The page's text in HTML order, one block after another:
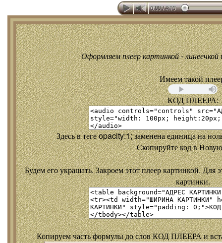
Оформляем плеер картинкой - линеечкой
Имеем такой
КОД ПЛЕЕРА:
Здесь в теге opacity:1; заменена единица на
Скопируйте код в
Будем его украшать. Закроем этот плеер картинкой. Для
картинки.
Копируем часть формулы до слов КОД ПЛЕЕРА и